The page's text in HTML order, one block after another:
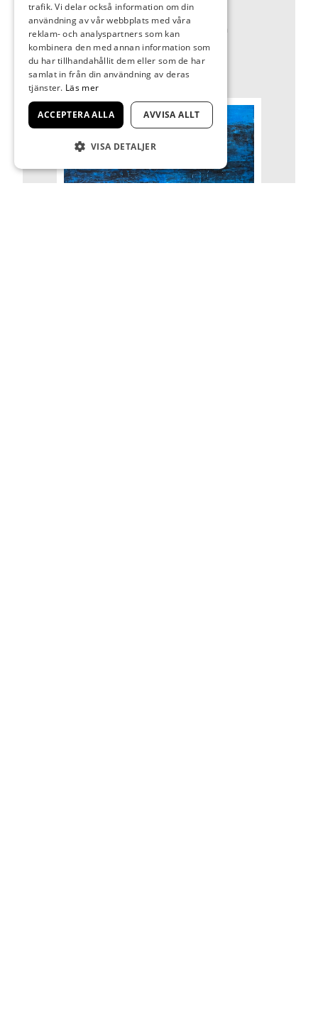
Bild: Katarina Fornell, Blå I, akryl på
pannå.
trafik. Vi delar också information om din
användning av vår webbplats med våra
reklam- och analyspartners som kan
kombinera den med annan information som
du har tillhandahållit dem eller som de har
samlat in från din användning av deras
tjänster. Läs mer
ACCEPTERA ALLA AVVISA ALLT
VISA DETALJER